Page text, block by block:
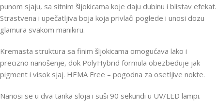
punom sjaju, sa sitnim šljokicama koje daju dubinu i blistav efekat.
Strastvena i upečatljiva boja koja privlači poglede i unosi dozu
glamura svakom manikiru.
Kremasta struktura sa finim šljokicama omogućava lako i
precizno nanošenje, dok PolyHybrid formula obezbeđuje jak
pigment i visok sjaj. HEMA Free – pogodna za osetljive nokte.
Nanosi se u dva tanka sloja i suši 90 sekundi u UV/LED lampi.